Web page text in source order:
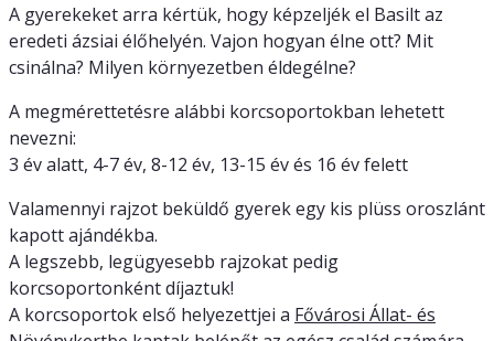
A gyerekeket arra kértük, hogy képzeljék el Basilt az
eredeti ázsiai élőhelyén. Vajon hogyan élne ott? Mit
csinálna? Milyen környezetben éldegélne?
A megmérettetésre alábbi korcsoportokban lehetett
nevezni:
3 év alatt, 4-7 év, 8-12 év, 13-15 év és 16 év felett
Valamennyi rajzot beküldő gyerek egy kis plüss oroszlánt
kapott ajándékba.
A legszebb, legügyesebb rajzokat pedig
korcsoportonként díjaztuk!
A korcsoportok első helyezettjei a Fővárosi Állat- és